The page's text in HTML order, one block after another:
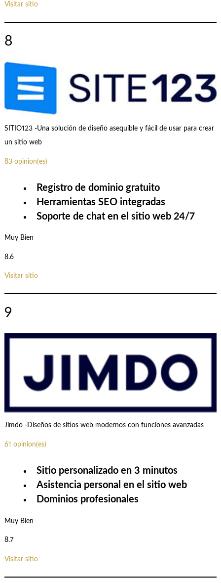
Visitar sitio
8
SITIO123 -Una solución de diseño asequible y fácil de usar para crear
un sitio web
83 opinion(es)
Registro de dominio gratuito
Herramientas SEO integradas
Soporte de chat en el sitio web 24/7
Muy Bien
8.6
Visitar sitio
9
Jimdo -Diseños de sitios web modernos con funciones avanzadas
61 opinion(es)
Sitio personalizado en 3 minutos
Asistencia personal en el sitio web
Dominios profesionales
Muy Bien
8.7
Visitar sitio